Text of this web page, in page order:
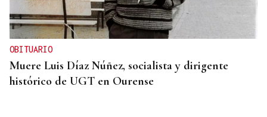
OBITUARIO
Muere Luis Díaz Núñez, socialista y dirigente
histórico de UGT en Ourense